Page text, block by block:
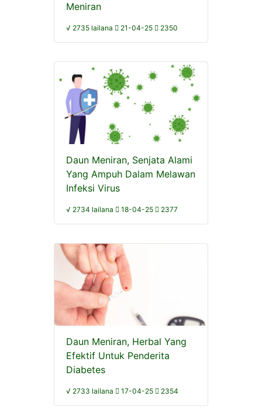
Meniran
√ 2735 lailana 21-04-25 2350
Daun Meniran, Senjata Alami
Yang Ampuh Dalam Melawan
Infeksi Virus
√ 2734 lailana 18-04-25 2377
Daun Meniran, Herbal Yang
Efektif Untuk Penderita
Diabetes
√ 2733 lailana 17-04-25 2354